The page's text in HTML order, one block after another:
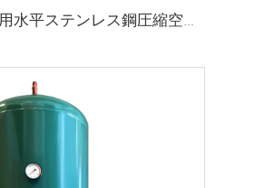
YC-20L-SSHM 携帯用水平ステンレス鋼圧縮空気貯蔵タンク マット